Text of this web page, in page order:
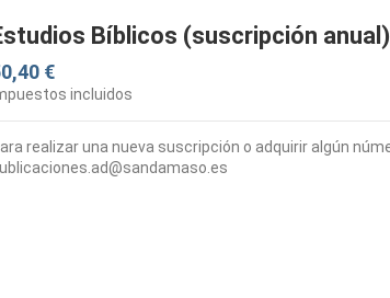
Bíblicos (suscripción anual)
€
incluidos